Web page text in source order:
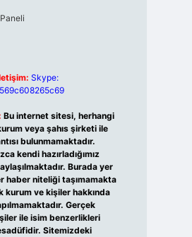
Skype:
Bu internet sitesi, herhangi
veya şahıs şirketi ile
bulunmamaktadır.
kendi hazırladığımız
Burada yer
haber niteliği taşımamakta
kurum ve kişiler hakkında
Gerçek
ile isim benzerlikleri
Sitemizdeki